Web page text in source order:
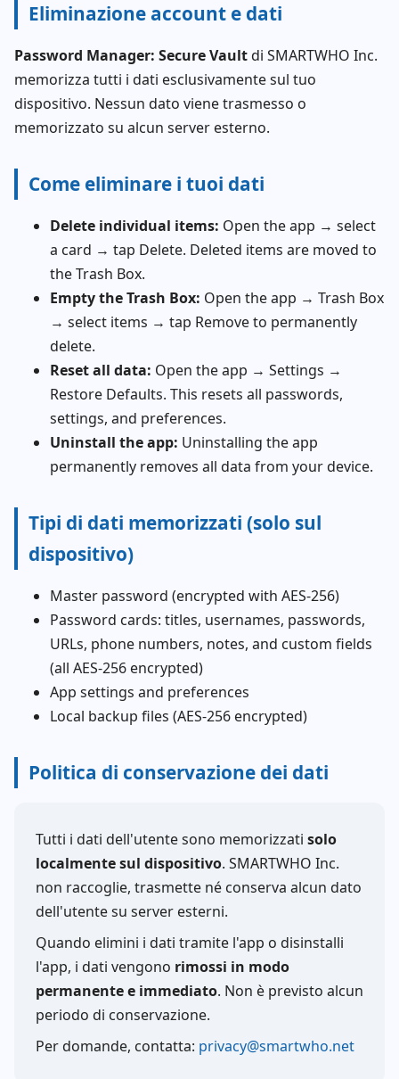
Eliminazione account e dati
Password Manager: Secure Vaultdi SMARTWHO Inc.
memorizza tutti i dati esclusivamente sul tuo
dispositivo. Nessun dato viene trasmesso o
memorizzato su alcun server esterno.
Come eliminare i tuoi dati
Delete individual items: Open the app → select
a card → tap Delete. Deleted items are moved to
the Trash Box.
Empty the Trash Box: Open the app → Trash Box
→ select items → tap Remove to permanently
delete.
Reset all data: Open the app → Settings →
Restore Defaults. This resets all passwords,
settings, and preferences.
Uninstall the app: Uninstalling the app
permanently removes all data from your device.
Tipi di dati memorizzati (solo sul
dispositivo)
Master password (encrypted with AES-256)
Password cards: titles, usernames, passwords,
URLs, phone numbers, notes, and custom fields
(all AES-256 encrypted)
App settings and preferences
Local backup files (AES-256 encrypted)
Politica di conservazione dei dati
Tutti i dati dell'utente sono memorizzati solo
localmente sul dispositivo. SMARTWHO Inc.
non raccoglie, trasmette né conserva alcun dato
dell'utente su server esterni.
Quando elimini i dati tramite l'app o disinstalli
l'app, i dati vengono rimossi in modo
permanente e immediato. Non è previsto alcun
periodo di conservazione.
Per domande, contatta: privacy@smartwho.net